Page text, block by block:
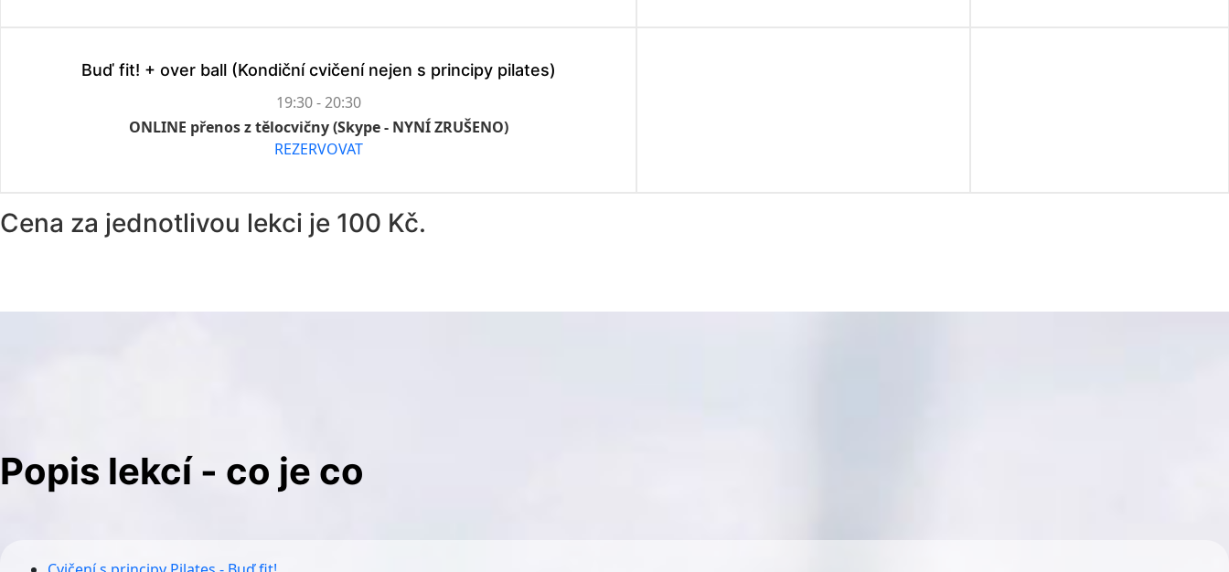
Buď fit! + over ball (Kondiční cvičení nejen s principy pilates)
19:30 - 20:30
ONLINE přenos z tělocvičny (Skype - NYNÍ ZRUŠENO)
REZERVOVAT
Cena za jednotlivou lekci je 100 Kč.
Popis lekcí - co je co